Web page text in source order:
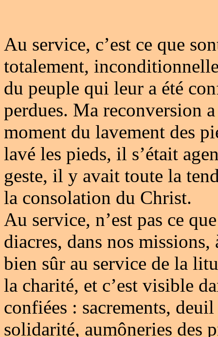
Au service, c’est ce que
totalement,
du peuple qui leur a été
perdues. Ma reconversion
moment du lavement des
lavé les pieds, il s’était
geste, il y avait toute la
la consolation du Christ.
Au service, n’est pas ce
diacres, dans nos
bien sûr au service de la
la charité, et c’est visible
confiées : sacrements,
solidarité, aumôneries des